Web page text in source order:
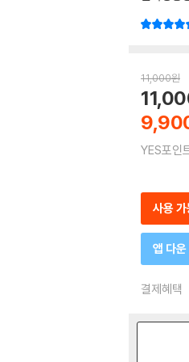
11,000원
YES포인
사용
앱 다
결제혜택